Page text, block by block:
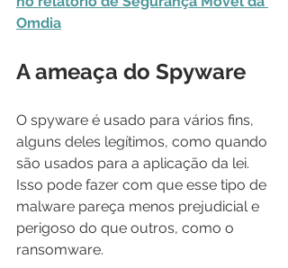
Omdia
A ameaça do Spyware
O spyware é usado para vários fins,
alguns deles legítimos, como quando
são usados para a aplicação da lei.
Isso pode fazer com que esse tipo de
malware pareça menos prejudicial e
perigoso do que outros, como o
ransomware.